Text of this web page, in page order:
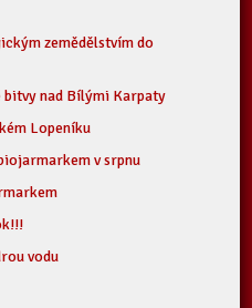
zemědělstvím do
nad Bílými Karpaty
Lopeníku
v srpnu
vodu